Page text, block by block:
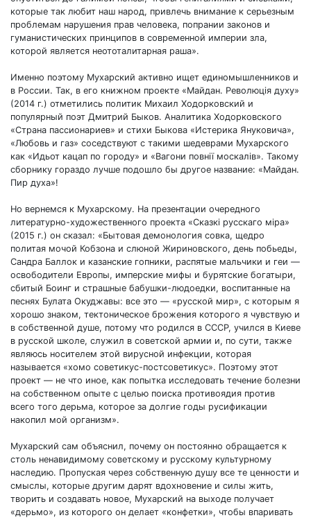
которые так любит наш народ, привлечь внимание к серьезным
проблемам нарушения прав человека, попрании законов и
гуманистических принципов в современной империи зла,
которой является неототалитарная раша».
Именно поэтому Мухарский активно ищет единомышленников и
в России. Так, в его книжном проекте «Майдан. Революція духу»
(2014 г.) отметились политик Михаил Ходорковский и
популярный поэт Дмитрий Быков. Аналитика Ходорковского
«Страна пассионариев» и стихи Быкова «Истерика Януковича»,
«Любовь и газ» соседствуют с такими шедеврами Мухарского
как «Идьот кацап по городу» и «Вагони повнії москалів». Такому
сборнику гораздо лучше подошло бы другое название: «Майдан.
Пир духа»!
Но вернемся к Мухарскому. На презентации очередного
литературно-художественного проекта «Сказкі русскаго міра»
(2015 г.) он сказал: «Бытовая демонология совка, щедро
политая мочой Кобзона и слюной Жириновского, день побьеды,
Сандра Баллок и казанские гопники, распятые мальчики и геи —
освободители Европы, имперские мифы и бурятские богатыри,
сбитый Боинг и страшные бабушки-людоедки, воспитанные на
песнях Булата Окуджавы: все это — «русской мир», с которым я
хорошо знаком, тектоническое брожения которого я чувствую и
в собственной душе, потому что родился в СССР, учился в Киеве
в русской школе, служил в советской армии и, по сути, также
являюсь носителем этой вирусной инфекции, которая
называется «хомо советикус-постсоветикус». Поэтому этот
проект — не что иное, как попытка исследовать течение болезни
на собственном опыте с целью поиска противоядия против
всего того дерьма, которое за долгие годы русификации
накопил мой организм».
Мухарский сам объяснил, почему он постоянно обращается к
столь ненавидимому советскому и русскому культурному
наследию. Пропуская через собственную душу все те ценности и
смыслы, которые другим дарят вдохновение и силы жить,
творить и создавать новое, Мухарский на выходе получает
«дерьмо», из которого он делает «конфетки», чтобы впаривать